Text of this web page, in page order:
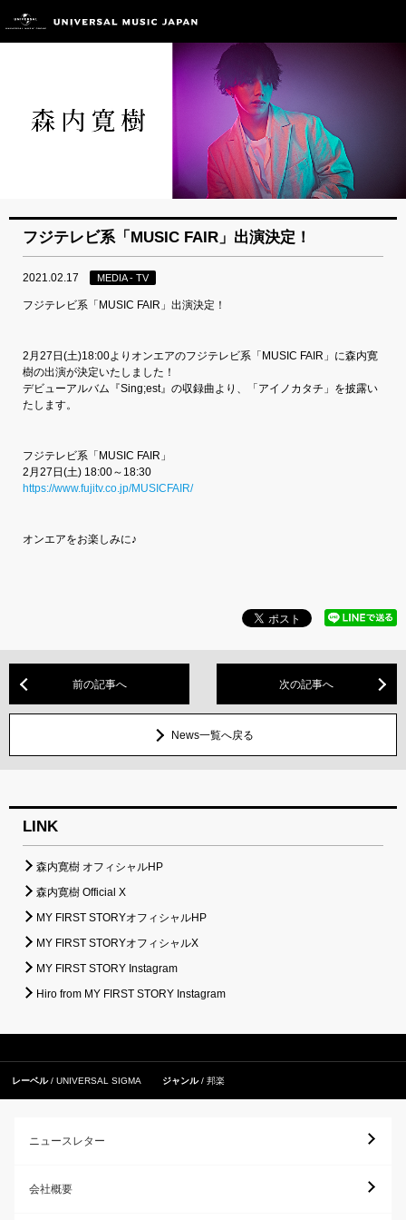
フジテレビ系「MUSIC FAIR」出演決定！
2021.02.17 MEDIA - TV
フジテレビ系「MUSIC FAIR」出演決定！
2月27日(土)18:00よりオンエアのフジテレビ系「MUSIC FAIR」に森内寛
樹の出演が決定いたしました！
デビューアルバム『Sing;est』の収録曲より、「アイノカタチ」を披露い
たします。
フジテレビ系「MUSIC FAIR」
2月27日(土) 18:00～18:30
https://www.fujitv.co.jp/MUSICFAIR/
オンエアをお楽しみに♪
前の記事へ 次の記事へ
News一覧へ戻る
LINK
森内寛樹 オフィシャルHP
森内寛樹 Official X
MY FIRST STORYオフィシャルHP
MY FIRST STORYオフィシャルX
MY FIRST STORY Instagram
Hiro from MY FIRST STORY Instagram
レーベル UNIVERSAL SIGMA ジャンル 邦楽
ニュースレター
会社概要